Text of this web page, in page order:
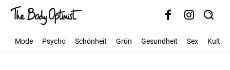
Mode Psycho Schönheit Grün Gesundheit Sex Kultur